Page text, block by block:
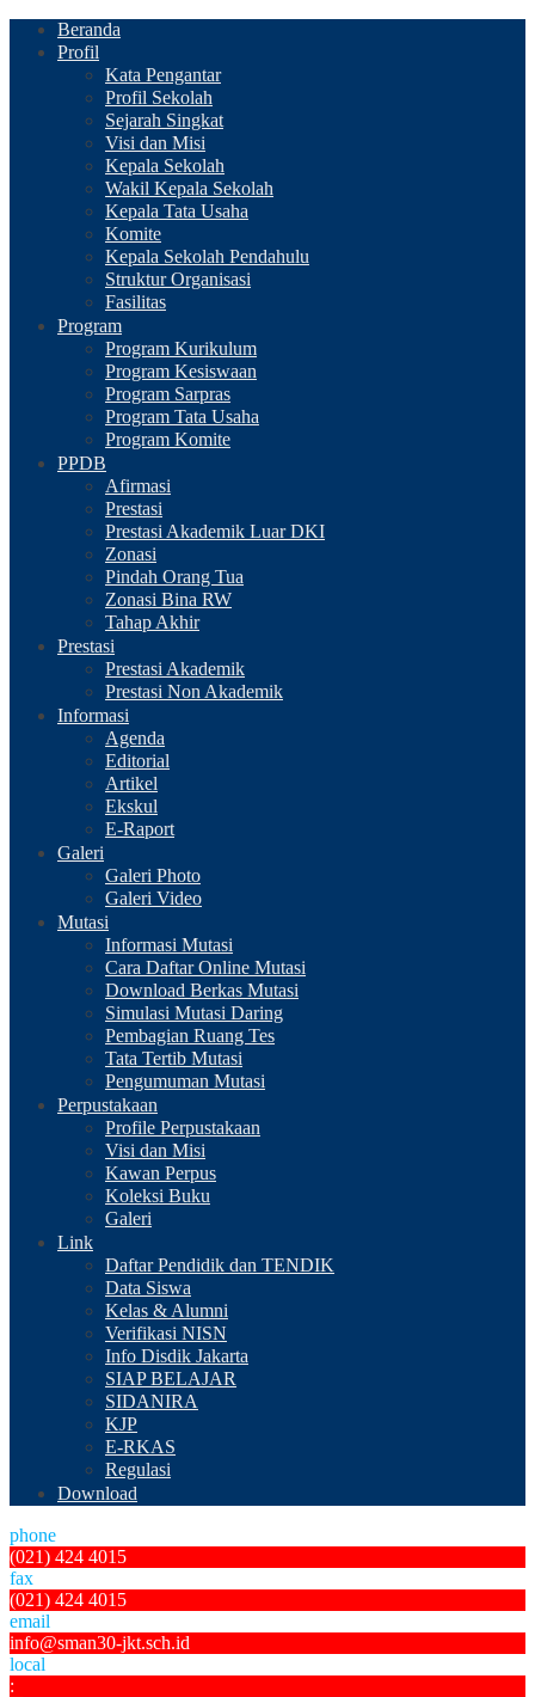
Beranda
Profil
Kata Pengantar
Profil Sekolah
Sejarah Singkat
Visi dan Misi
Kepala Sekolah
Wakil Kepala Sekolah
Kepala Tata Usaha
Komite
Kepala Sekolah Pendahulu
Struktur Organisasi
Fasilitas
Program
Program Kurikulum
Program Kesiswaan
Program Sarpras
Program Tata Usaha
Program Komite
PPDB
Afirmasi
Prestasi
Prestasi Akademik Luar DKI
Zonasi
Pindah Orang Tua
Zonasi Bina RW
Tahap Akhir
Prestasi
Prestasi Akademik
Prestasi Non Akademik
Informasi
Agenda
Editorial
Artikel
Ekskul
E-Raport
Galeri
Galeri Photo
Galeri Video
Mutasi
Informasi Mutasi
Cara Daftar Online Mutasi
Download Berkas Mutasi
Simulasi Mutasi Daring
Pembagian Ruang Tes
Tata Tertib Mutasi
Pengumuman Mutasi
Perpustakaan
Profile Perpustakaan
Visi dan Misi
Kawan Perpus
Koleksi Buku
Galeri
Link
Daftar Pendidik dan TENDIK
Data Siswa
Kelas & Alumni
Verifikasi NISN
Info Disdik Jakarta
SIAP BELAJAR
SIDANIRA
KJP
E-RKAS
Regulasi
Download
phone
(021) 424 4015
fax
(021) 424 4015
email
info@sman30-jkt.sch.id
local
: